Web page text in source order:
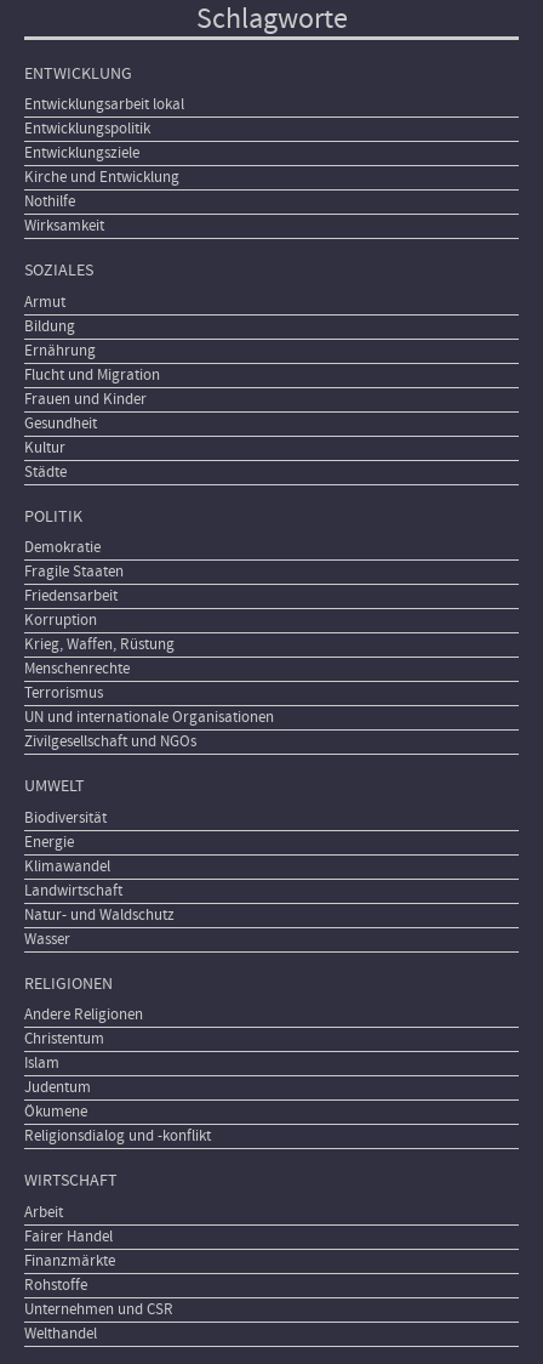
Schlagworte
ENTWICKLUNG
Entwicklungsarbeit lokal
Entwicklungspolitik
Entwicklungsziele
Kirche und Entwicklung
Nothilfe
Wirksamkeit
SOZIALES
Armut
Bildung
Ernährung
Flucht und Migration
Frauen und Kinder
Gesundheit
Kultur
Städte
POLITIK
Demokratie
Fragile Staaten
Friedensarbeit
Korruption
Krieg, Waffen, Rüstung
Menschenrechte
Terrorismus
UN und internationale Organisationen
Zivilgesellschaft und NGOs
UMWELT
Biodiversität
Energie
Klimawandel
Landwirtschaft
Natur- und Waldschutz
Wasser
RELIGIONEN
Andere Religionen
Christentum
Islam
Judentum
Ökumene
Religionsdialog und -konflikt
WIRTSCHAFT
Arbeit
Fairer Handel
Finanzmärkte
Rohstoffe
Unternehmen und CSR
Welthandel